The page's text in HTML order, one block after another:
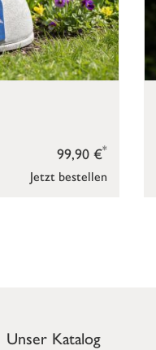
Jetzt bestellen
99,90 €*
Unser Katalog